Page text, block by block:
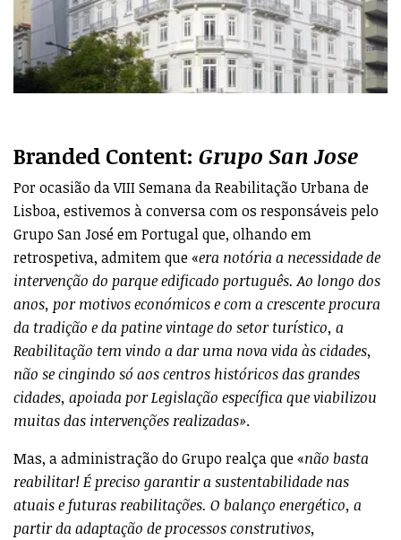
Branded Content: Grupo San Jose
Por ocasião da VIII Semana da Reabilitação Urbana de
Lisboa, estivemos à conversa com os responsáveis pelo
Grupo San José em Portugal que, olhando em
retrospetiva, admitem que «era notória a necessidade de
intervenção do parque edificado português. Ao longo dos
anos, por motivos económicos e com a crescente procura
da tradição e da patine vintage do setor turístico, a
Reabilitação tem vindo a dar uma nova vida às cidades,
não se cingindo só aos centros históricos das grandes
cidades, apoiada por Legislação específica que viabilizou
muitas das intervenções realizadas».
Mas, a administração do Grupo realça que «não basta
reabilitar! É preciso garantir a sustentabilidade nas
atuais e futuras reabilitações. O balanço energético, a
partir da adaptação de processos construtivos,